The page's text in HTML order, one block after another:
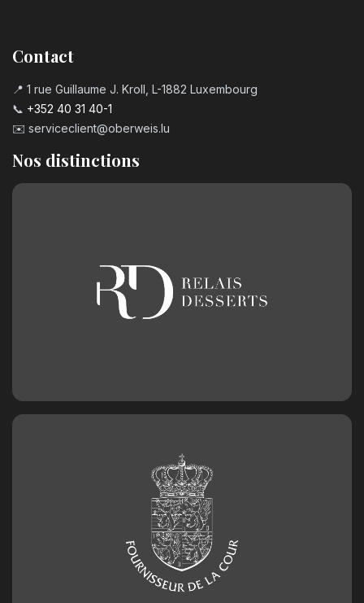
Contact
📍 1 rue Guillaume J. Kroll, L-1882 Luxembourg
📞 +352 40 31 40-1
✉️ serviceclient@oberweis.lu
Nos distinctions